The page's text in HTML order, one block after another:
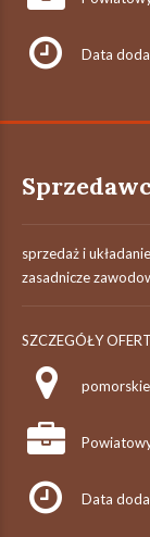
Data
sprzedaż i
zasadnicze
SZCZEGÓŁY
Data